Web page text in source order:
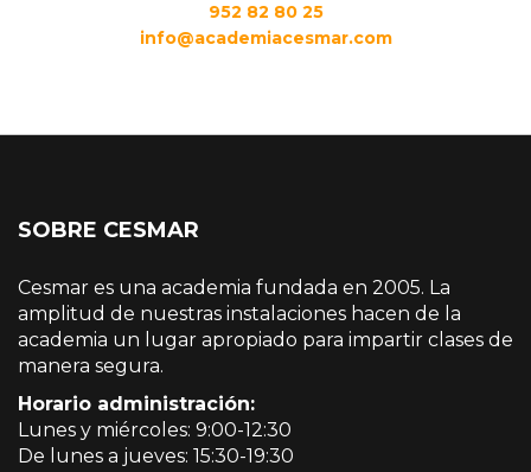
952 82 80 25
info@academiacesmar.com
SOBRE CESMAR
Cesmar es una academia fundada en 2005. La
amplitud de nuestras instalaciones hacen de la
academia un lugar apropiado para impartir clases de
manera segura.
Horario administración:
Lunes y miércoles: 9:00-12:30
De lunes a jueves: 15:30-19:30